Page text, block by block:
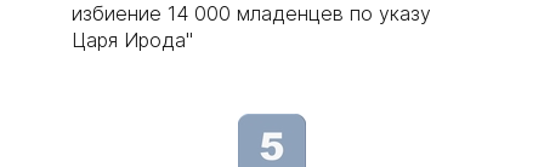
избиение 14 000 младенцев по указу
Царя Ирода"